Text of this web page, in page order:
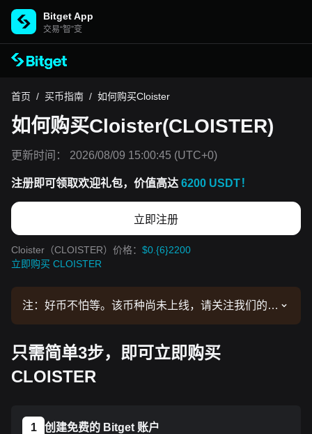
Bitget App
交易“智”变
首页 / 买币指南 / 如何购买Cloister
如何购买Cloister(CLOISTER)
更新时间： 2026/08/09 15:00:45 (UTC+0)
注册即可领取欢迎礼包，价值高达 6200 USDT！
立即注册
Cloister（CLOISTER）价格： $0.{6}2200
立即购买 CLOISTER
注：好币不怕等。该币种尚未上线，请关注我们的公
操作流程。
只需简单3步，即可立即购买
CLOISTER
1 创建免费的 Bitget 账户